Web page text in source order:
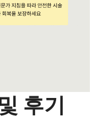
후기